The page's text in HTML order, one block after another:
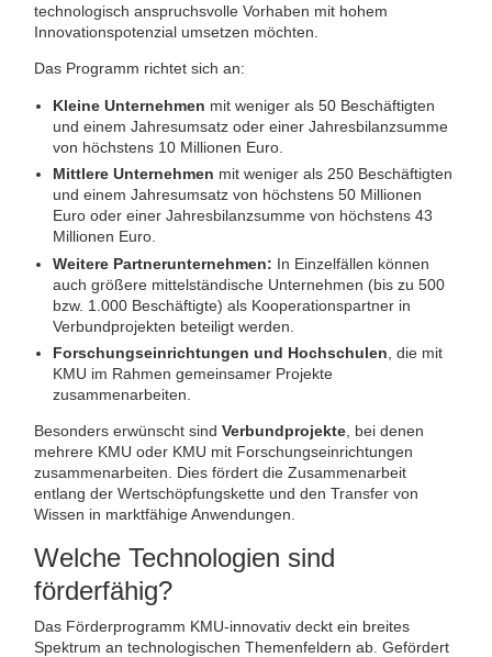
technologisch anspruchsvolle Vorhaben mit hohem
Innovationspotenzial umsetzen möchten.
Das Programm richtet sich an:
Kleine Unternehmen mit weniger als 50 Beschäftigten
und einem Jahresumsatz oder einer Jahresbilanzsumme
von höchstens 10 Millionen Euro.
Mittlere Unternehmen mit weniger als 250 Beschäftigten
und einem Jahresumsatz von höchstens 50 Millionen
Euro oder einer Jahresbilanzsumme von höchstens 43
Millionen Euro.
Weitere Partnerunternehmen: In Einzelfällen können
auch größere mittelständische Unternehmen (bis zu 500
bzw. 1.000 Beschäftigte) als Kooperationspartner in
Verbundprojekten beteiligt werden.
Forschungseinrichtungen und Hochschulen, die mit
KMU im Rahmen gemeinsamer Projekte
zusammenarbeiten.
Besonders erwünscht sindVerbundprojekte, bei denen
mehrere KMU oder KMU mit Forschungseinrichtungen
zusammenarbeiten. Dies fördert die Zusammenarbeit
entlang der Wertschöpfungskette und den Transfer von
Wissen in marktfähige Anwendungen.
Welche Technologien sind
förderfähig?
Das Förderprogramm KMU-innovativ deckt ein breites
Spektrum an technologischen Themenfeldern ab. Gefördert